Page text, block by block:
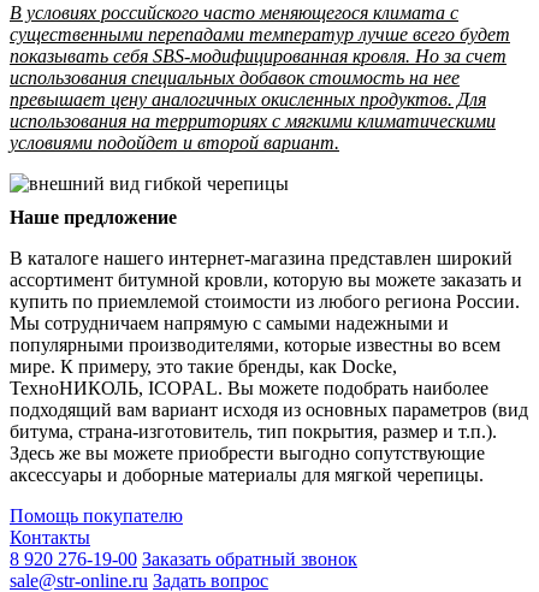
В условиях российского часто меняющегося климата с
существенными перепадами температур лучше всего будет
показывать себя SBS-модифицированная кровля. Но за счет
использования специальных добавок стоимость на нее
превышает цену аналогичных окисленных продуктов. Для
использования на территориях с мягкими климатическими
условиями подойдет и второй вариант.
Наше предложение
В каталоге нашего интернет-магазина представлен широкий
ассортимент битумной кровли, которую вы можете заказать и
купить по приемлемой стоимости из любого региона России.
Мы сотрудничаем напрямую с самыми надежными и
популярными производителями, которые известны во всем
мире. К примеру, это такие бренды, как Docke,
ТехноНИКОЛЬ, ICOPAL. Вы можете подобрать наиболее
подходящий вам вариант исходя из основных параметров (вид
битума, страна-изготовитель, тип покрытия, размер и т.п.).
Здесь же вы можете приобрести выгодно сопутствующие
аксессуары и доборные материалы для мягкой черепицы.
Помощь покупателю
Контакты
8 920 276-19-00 Заказать обратный звонок
sale@str-online.ru Задать вопрос